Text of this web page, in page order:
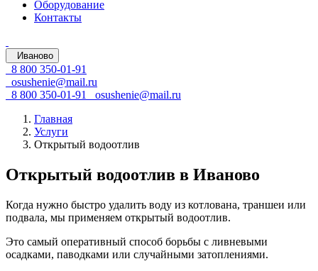
Оборудование
Контакты
Иваново
8 800 350-01-91
osushenie@mail.ru
8 800 350-01-91
osushenie@mail.ru
Главная
Услуги
Открытый водоотлив
Открытый водоотлив в Иваново
Когда нужно быстро удалить воду из котлована, траншеи или
подвала, мы применяем открытый водоотлив.
Это самый оперативный способ борьбы с ливневыми
осадками, паводками или случайными затоплениями.